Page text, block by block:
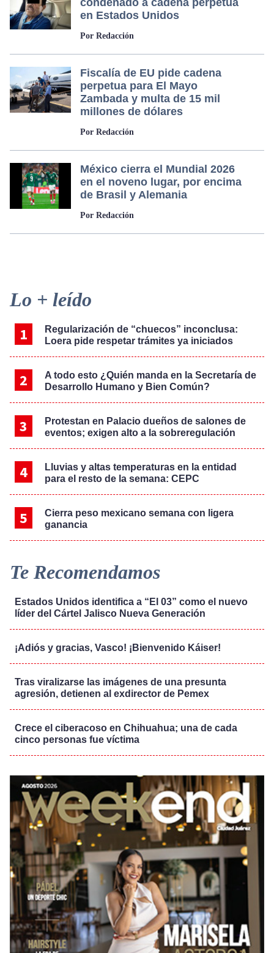
condenado a cadena perpetua
en Estados Unidos
Por Redacción
Fiscalía de EU pide cadena
perpetua para El Mayo
Zambada y multa de 15 mil
millones de dólares
Por Redacción
México cierra el Mundial 2026
en el noveno lugar, por encima
de Brasil y Alemania
Por Redacción
Primary
Sidebar
Lo + leído
Regularización de “chuecos” inconclusa:
Loera pide respetar trámites ya iniciados
A todo esto ¿Quién manda en la Secretaría de
Desarrollo Humano y Bien Común?
Protestan en Palacio dueños de salones de
eventos; exigen alto a la sobreregulación
Lluvias y altas temperaturas en la entidad
para el resto de la semana: CEPC
Cierra peso mexicano semana con ligera
ganancia
Te Recomendamos
Estados Unidos identifica a “El 03” como el nuevo
líder del Cártel Jalisco Nueva Generación
¡Adiós y gracias, Vasco! ¡Bienvenido Káiser!
Tras viralizarse las imágenes de una presunta
agresión, detienen al exdirector de Pemex
Crece el ciberacoso en Chihuahua; una de cada
cinco personas fue víctima